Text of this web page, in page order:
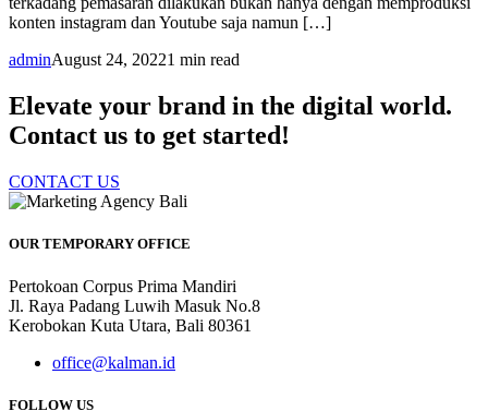
konten instagram dan Youtube saja namun […]
adminAugust 24, 20221 min read
Elevate your brand in the digital world.
Contact us to get started!
CONTACT US
OUR TEMPORARY OFFICE
Pertokoan Corpus Prima Mandiri
Jl. Raya Padang Luwih Masuk No.8
Kerobokan Kuta Utara, Bali 80361
office@kalman.id
FOLLOW US